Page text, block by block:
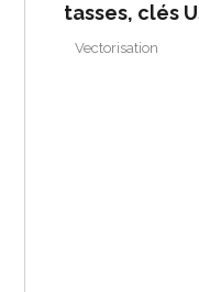
tasses, clés
Vectorisation